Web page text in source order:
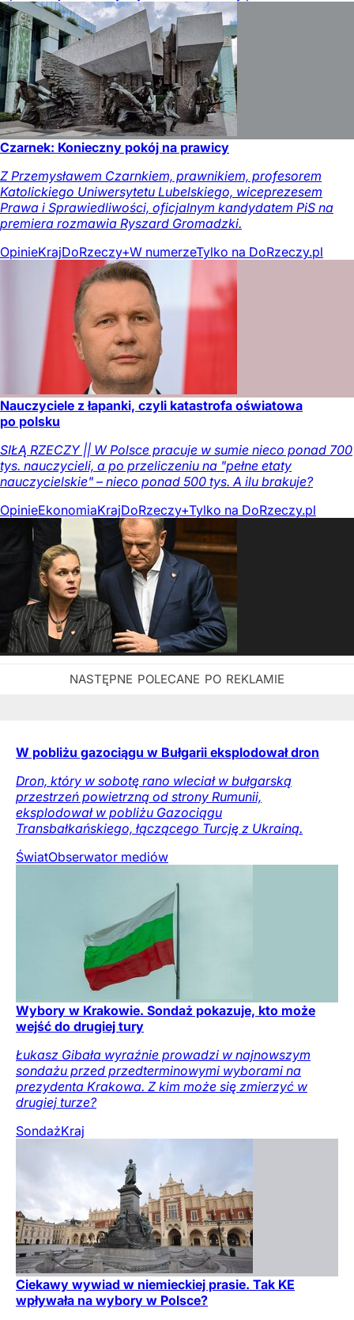
Czarnek: Konieczny pokój na prawicy
Z Przemysławem Czarnkiem, prawnikiem, profesorem
Katolickiego Uniwersytetu Lubelskiego, wiceprezesem
Prawa i Sprawiedliwości, oficjalnym kandydatem PiS na
premiera rozmawia Ryszard Gromadzki.
OpinieKrajDoRzeczy+W numerzeTylko na DoRzeczy.pl
Nauczyciele z łapanki, czyli katastrofa oświatowa
po polsku
SIŁĄ RZECZY || W Polsce pracuje w sumie nieco ponad 700
tys. nauczycieli, a po przeliczeniu na "pełne etaty
nauczycielskie" – nieco ponad 500 tys. A ilu brakuje?
OpinieEkonomiaKrajDoRzeczy+Tylko na DoRzeczy.pl
W pobliżu gazociągu w Bułgarii eksplodował dron
Dron, który w sobotę rano wleciał w bułgarską
przestrzeń powietrzną od strony Rumunii,
eksplodował w pobliżu Gazociągu
Transbałkańskiego, łączącego Turcję z Ukrainą.
ŚwiatObserwator mediów
Wybory w Krakowie. Sondaż pokazuje, kto może
wejść do drugiej tury
Łukasz Gibała wyraźnie prowadzi w najnowszym
sondażu przed przedterminowymi wyborami na
prezydenta Krakowa. Z kim może się zmierzyć w
drugiej turze?
SondażKraj
Ciekawy wywiad w niemieckiej prasie. Tak KE
wpływała na wybory w Polsce?